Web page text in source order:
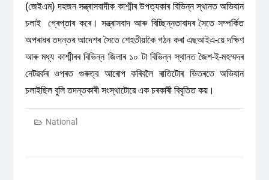
(জেইএম) দহজন সন্ত্ৰাসবাদীক কাশ্মীৰ উপত্যকাৰ বিভিন্ন স্থানত অভিযান
চলাই গ্ৰেপ্তাৰ কৰে। সন্ত্ৰাসবাদ আৰু বিচ্ছিন্নতাবাদৰ সৈতে সম্পৰ্কিত
অপৰাধৰ তদন্তৰ আদেশৰ সৈতে শেহতীয়াকৈ গঠন কৰা এছআইএ-য়ে দক্ষিণ
আৰু মধ্য কাশ্মীৰৰ বিভিন্ন জিলাৰ ১০ টা বিভিন্ন স্থানত জৈশ-ই-মহম্মদৰ
নেটৱৰ্কৰ ওপৰত গুৰুত্ব আৰোপ কৰিবলৈ ৰাতিটোৰ ভিতৰতে অভিযান
চলাইছিল বুলি তদন্তকাৰী সংস্থাটোৱে এক চৰকাৰী বিবৃতিত কয়।
National